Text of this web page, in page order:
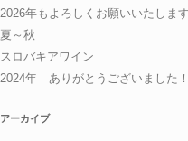
2026年もよろしくお願いいたします
夏～秋
スロバキアワイン
2024年 ありがとうございました！
アーカイブ